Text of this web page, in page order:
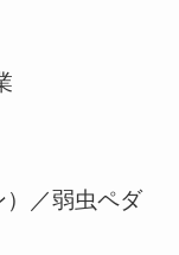
／弱虫ペダ